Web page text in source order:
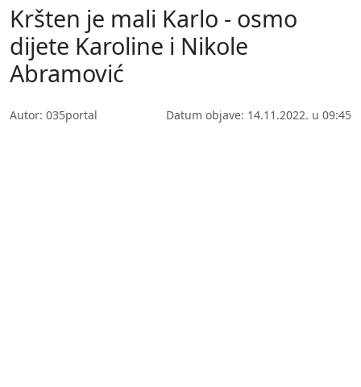
Kršten je mali Karlo - osmo
dijete Karoline i Nikole
Abramović
Autor: 035portal Datum objave: 14.11.2022. u 09:45